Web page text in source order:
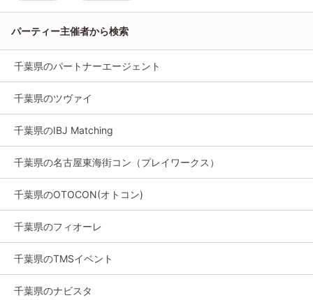
パーティー主催者から検索
千葉県のパートナーエージェント
千葉県のツヴァイ
千葉県のIBJ Matching
千葉県の名古屋東海街コン（プレイワークス）
千葉県のOTOCON(オトコン)
千葉県のフィオーレ
千葉県のTMSイベント
千葉県のナビスタ